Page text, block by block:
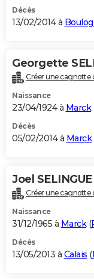
Décès
13/02/2014 à
Georgette
Créer une cagnotte
Naissance
23/04/1924 à Marck
Décès
05/02/2014 à Marck
Joel SELINGUE
Créer une cagnotte
Naissance
31/12/1965 à Marck(
Décès
13/05/2013 à Calais (